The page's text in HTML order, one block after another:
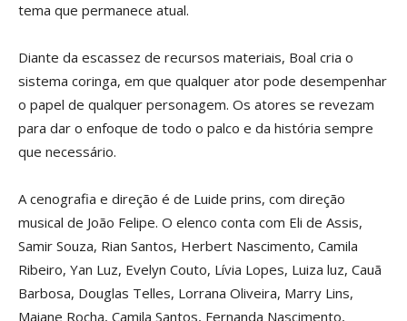
tema que permanece atual.
Diante da escassez de recursos materiais, Boal cria o
sistema coringa, em que qualquer ator pode desempenhar
o papel de qualquer personagem. Os atores se revezam
para dar o enfoque de todo o palco e da história sempre
que necessário.
A cenografia e direção é de Luide prins, com direção
musical de João Felipe. O elenco conta com Eli de Assis,
Samir Souza, Rian Santos, Herbert Nascimento, Camila
Ribeiro, Yan Luz, Evelyn Couto, Lívia Lopes, Luiza luz, Cauã
Barbosa, Douglas Telles, Lorrana Oliveira, Marry Lins,
Maiane Rocha, Camila Santos, Fernanda Nascimento,